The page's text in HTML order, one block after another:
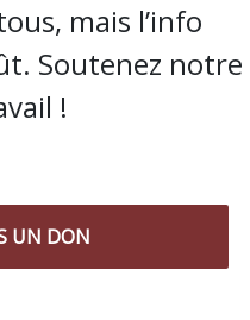
mais l’info
Soutenez notre
!
UN DON